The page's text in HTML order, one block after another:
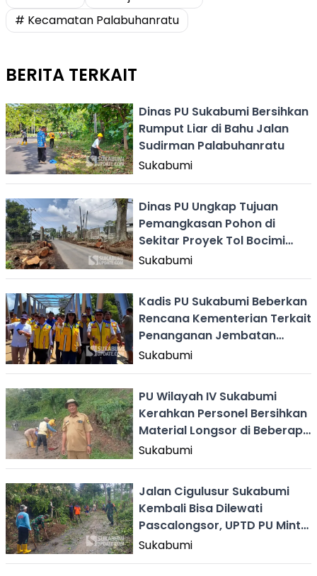
# Kecamatan Palabuhanratu
BERITA TERKAIT
Dinas PU Sukabumi Bersihkan
Rumput Liar di Bahu Jalan
Sudirman Palabuhanratu
Sukabumi
Dinas PU Ungkap Tujuan
Pemangkasan Pohon di
Sekitar Proyek Tol Bocimi
Seksi 3 Nagrak
Sukabumi
Kadis PU Sukabumi Beberkan
Rencana Kementerian Terkait
Penanganan Jembatan
Bojongkopo
Sukabumi
PU Wilayah IV Sukabumi
Kerahkan Personel Bersihkan
Material Longsor di Beberapa
Lokasi di Palabuhanratu
Sukabumi
Jalan Cigulusur Sukabumi
Kembali Bisa Dilewati
Pascalongsor, UPTD PU Minta
Warga Tetap Waspada
Sukabumi